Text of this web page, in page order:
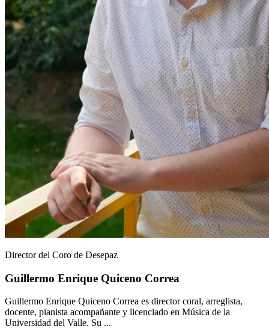
Director del Coro de Desepaz
Guillermo Enrique Quiceno Correa
Guillermo Enrique Quiceno Correa es director coral, arreglista,
docente, pianista acompañante y licenciado en Música de la
Universidad del Valle. Su ...